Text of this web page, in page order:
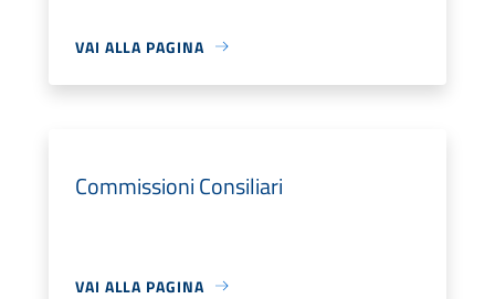
VAI ALLA PAGINA
Commissioni Consiliari
VAI ALLA PAGINA